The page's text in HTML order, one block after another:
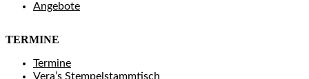
Angebote
TERMINE
Termine
Vera’s Stempelstammtisch